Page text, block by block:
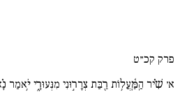
פרק קכ״ט
א׳ שִׁ֗יר הַֽמַּֽ֫עֲל֥וֹת רַ֖בַּת צְרָר֣וּנִי מִנְּעוּרָ֑י יֹ֥אמַר